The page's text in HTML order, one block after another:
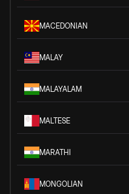
MACEDONIAN
MALAY
MALAYALAM
MALTESE
MARATHI
MONGOLIAN